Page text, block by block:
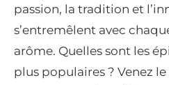
passion, la tradition et
s’entremêlent avec
arôme. Quelles sont les
plus populaires ? Venez